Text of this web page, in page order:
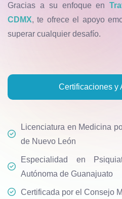
Gracias a su enfoque en
CDMX, te ofrece el apoyo
superar cualquier desafío.
Certificaciones y
Licenciatura en Medicina
de Nuevo León
Especialidad en
Autónoma de Guanajuato
Certificada por el Consejo